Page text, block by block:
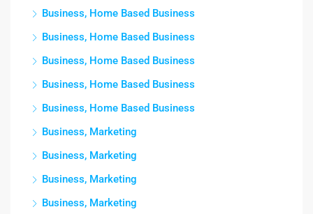
Business, Home Based Business
Business, Home Based Business
Business, Home Based Business
Business, Home Based Business
Business, Home Based Business
Business, Marketing
Business, Marketing
Business, Marketing
Business, Marketing